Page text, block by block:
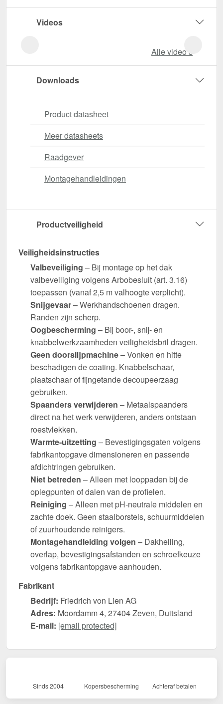
Videos
Alle video‘s
Downloads
Product datasheet
Meer datasheets
Raadgever
Montagehandleidingen
Productveiligheid
Veiligheidsinstructies
Valbeveiliging – Bij montage op het dak
valbeveiliging volgens Arbobesluit (art. 3.16)
toepassen (vanaf 2,5 m valhoogte verplicht).
Snijgevaar– Werkhandschoenen dragen.
Randen zijn scherp.
Oogbescherming – Bij boor-, snij- en
knabbelwerkzaamheden veiligheidsbril dragen.
Geen doorslijpmachine– Vonken en hitte
beschadigen de coating. Knabbelschaar,
plaatschaar of fijngetande decoupeerzaag
gebruiken.
Spaanders verwijderen – Metaalspaanders
direct na het werk verwijderen, anders ontstaan
roestvlekken.
Warmte-uitzetting – Bevestigingsgaten volgens
fabrikantopgave dimensioneren en passende
afdichtringen gebruiken.
Niet betreden – Alleen met looppaden bij de
oplegpunten of dalen van de profielen.
Reiniging – Alleen met pH-neutrale middelen en
zachte doek. Geen staalborstels, schuurmiddelen
of zuurhoudende reinigers.
Montagehandleiding volgen – Dakhelling,
overlap, bevestigingsafstanden en schroefkeuze
volgens fabrikantopgave aanhouden.
Fabrikant
Bedrijf: Friedrich von Lien AG
Adres: Moordamm 4, 27404 Zeven, Duitsland
E-mail: [email protected]
Sinds 2004 Kopersbescherming Achteraf betalen